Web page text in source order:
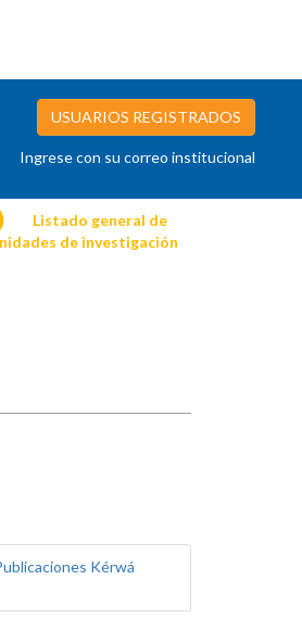
USUARIOS REGISTRADOS
Ingrese con su correo institucional
Listado general de
de investigación
Kérwá